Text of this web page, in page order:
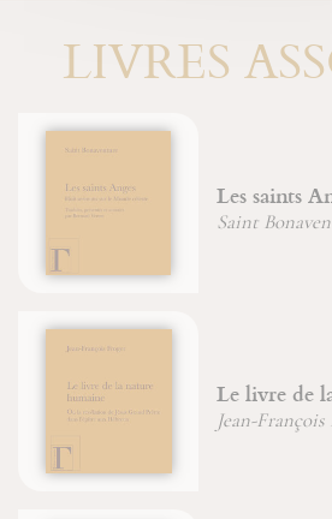
LIVRES
Les saints
Saint
Le livre de
Jean-